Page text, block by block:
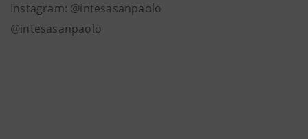
Instagram: @intesasanpaolo
@intesasanpaolo